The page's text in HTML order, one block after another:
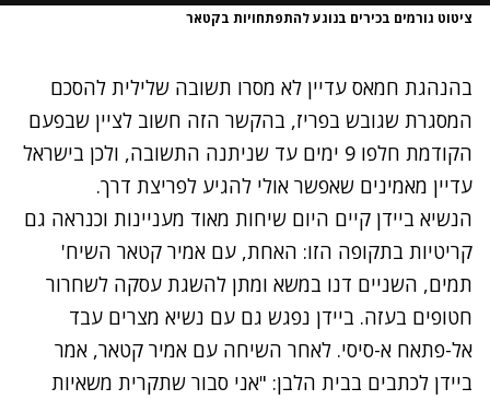
ציטוט גורמים בכירים בנוגע להתפתחויות בקטאר
בהנהגת חמאס עדיין לא מסרו תשובה שלילית להסכם
המסגרת שגובש בפריז, בהקשר הזה חשוב לציין שבפעם
הקודמת חלפו 9 ימים עד שניתנה התשובה, ולכן בישראל
עדיין מאמינים שאפשר אולי להגיע לפריצת דרך.
הנשיא ביידן קיים היום שיחות מאוד מעניינות וכנראה גם
קריטיות בתקופה הזו: האחת, עם אמיר קטאר השיח'
תמים, השניים דנו במשא ומתן להשגת עסקה לשחרור
חטופים בעזה. ביידן נפגש גם עם נשיא מצרים עבד
אל-פתאח א-סיסי. לאחר השיחה עם אמיר קטאר, אמר
ביידן לכתבים בבית הלבן: "אני סבור שתקרית משאיות